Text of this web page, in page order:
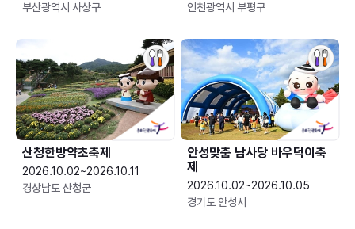
부산광역시 사상구
인천광역시 부평구
산청한방약초축제
2026.10.02~2026.10.11
경상남도 산청군
안성맞춤 남사당 바우덕이축
제
2026.10.02~2026.10.05
경기도 안성시